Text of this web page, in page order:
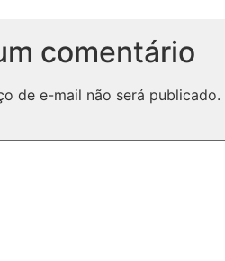
comentário
de e-mail não será publicado.